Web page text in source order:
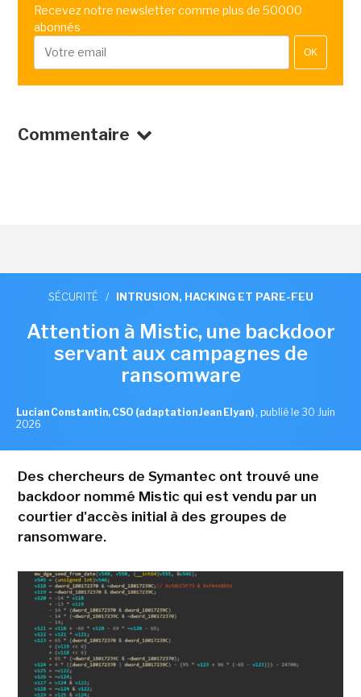
Recevez notre newsletter comme plus de 50000
abonnés
OK
Commentaire
SÉCURITÉ / INTRUSION, HACKING ET PARE-FEU
Attention à Mistic, une backdoor
servant aux campagnes de
ransomware
Lucian Constantin, CSO (adaptation Jean Elyan) , publié le 30 Juin
2026
Des chercheurs de Symantec ont trouvé une
backdoor nommé Mistic qui est vendu par un
courtier d'accès initial à des groupes de
ransomware.